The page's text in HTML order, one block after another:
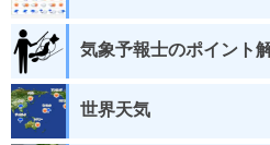
気象予報士のポイント
世界天気